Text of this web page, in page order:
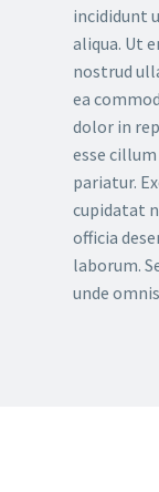
incididunt
aliqua. Ut
nostrud
ea
dolor in
esse
pariatur.
cupidatat
officia
laborum.
unde